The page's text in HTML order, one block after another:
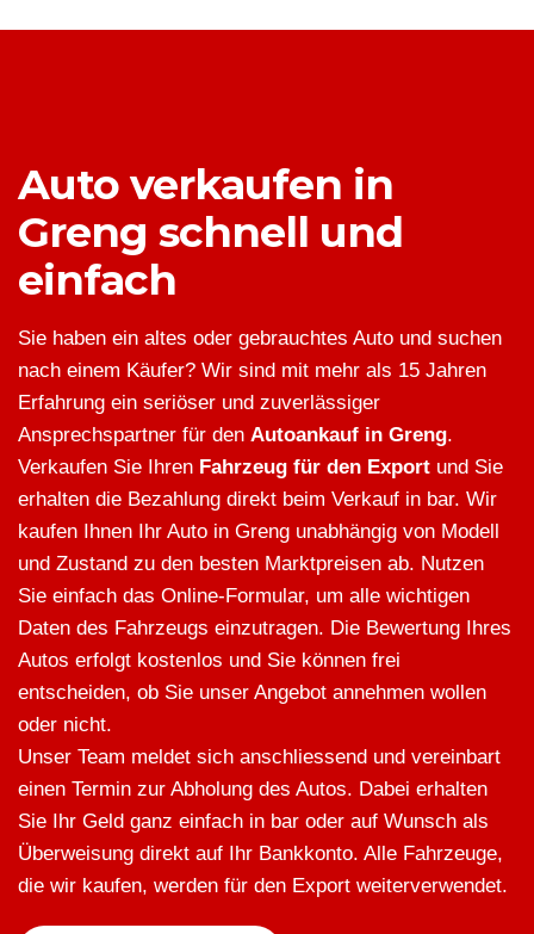
Auto verkaufen in
Greng schnell und
einfach
Sie haben ein altes oder gebrauchtes Auto und suchen
nach einem Käufer? Wir sind mit mehr als 15 Jahren
Erfahrung ein seriöser und zuverlässiger
Ansprechspartner für den Autoankauf in Greng.
Verkaufen Sie Ihren Fahrzeug für den Export und Sie
erhalten die Bezahlung direkt beim Verkauf in bar. Wir
kaufen Ihnen Ihr Auto in Greng unabhängig von Modell
und Zustand zu den besten Marktpreisen ab. Nutzen
Sie einfach das Online-Formular, um alle wichtigen
Daten des Fahrzeugs einzutragen. Die Bewertung Ihres
Autos erfolgt kostenlos und Sie können frei
entscheiden, ob Sie unser Angebot annehmen wollen
oder nicht.
Unser Team meldet sich anschliessend und vereinbart
einen Termin zur Abholung des Autos. Dabei erhalten
Sie Ihr Geld ganz einfach in bar oder auf Wunsch als
Überweisung direkt auf Ihr Bankkonto. Alle Fahrzeuge,
die wir kaufen, werden für den Export weiterverwendet.